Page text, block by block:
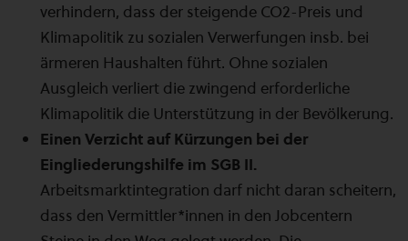
verhindern, dass der steigende CO2-Preis und
Klimapolitik zu sozialen Verwerfungen insb. bei
ärmeren Haushalten führt. Ohne sozialen
Ausgleich verliert die zwingend erforderliche
Klimapolitik die Unterstützung in der Bevölkerung.
Einen Verzicht auf Kürzungen bei der
Eingliederungshilfe im SGB II.
Arbeitsmarktintegration darf nicht daran scheitern,
dass den Vermittler*innen in den Jobcentern